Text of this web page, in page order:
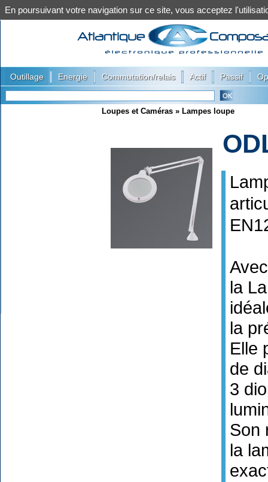
Outillage Energie Commutation/relais Actif Passif
Loupes et Caméras » Lampes loupe
la
la
Elle
de
3
Son
la
En poursuivant votre navigation sur ce site, vous acceptez